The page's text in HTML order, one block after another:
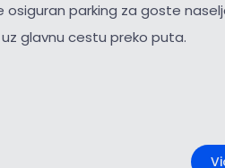
osiguran parking za goste
glavnu cestu preko puta.